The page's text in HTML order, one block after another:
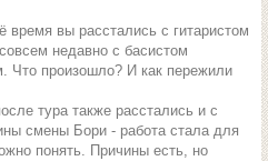
время вы расстались с гитаристом
недавно с басистом
Что произошло? И как пережили
тура также расстались и с
смены Бори - работа стала для
понять. Причины есть, но